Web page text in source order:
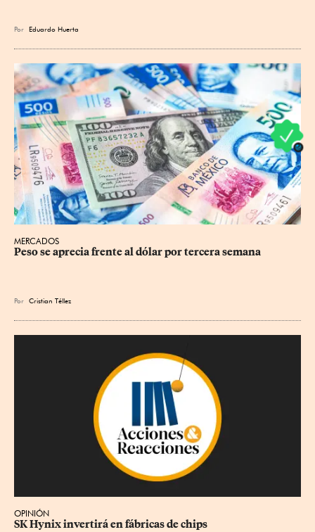
Por Eduardo Huerta
MERCADOS
Peso se aprecia frente al dólar por tercera semana
Por Cristian Téllez
OPINIÓN
SK Hynix invertirá en fábricas de chips